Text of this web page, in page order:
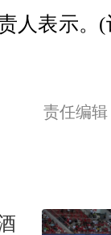
人表示。
责任编